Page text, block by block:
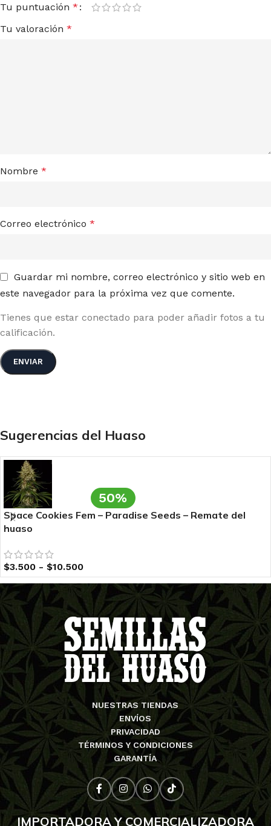
Tu puntuación *
Tu valoración *
Nombre *
Correo electrónico *
Guardar mi nombre, correo electrónico y sitio web en
este navegador para la próxima vez que comente.
Tienes que estar conectado para poder añadir fotos a tu
calificación.
Sugerencias del Huaso
50%
Space Cookies Fem – Paradise Seeds – Remate del
huaso
$3.500 - $10.500
NUESTRAS TIENDAS
ENVÍOS
PRIVACIDAD
TÉRMINOS Y CONDICIONES
GARANTÍA
IMPORTADORA Y COMERCIALIZADORA